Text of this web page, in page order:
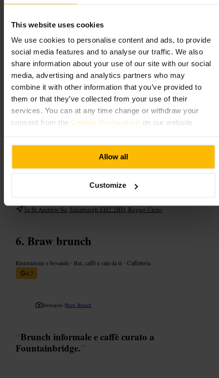
This website uses cookies
We use cookies to personalise content and ads, to provide
social media features and to analyse our traffic. We also
share information about your use of our site with our social
media, advertising and analytics partners who may
combine it with other information that you’ve provided to
them or that they’ve collected from your use of their
services. You can at any time change or withdraw your
consent from the Cookie Declaration on our website.
Allow all
Customize
Il menu mescola classici indiani con tocchi persiani: naan roll per
colazione, Murgh Malai, Sheekh kebab, Gunpowder potatoes e
insalate speziate. Troverai molte opzioni analcoliche creative e dolci
come il kheer. L’arredo interno è studiato e invita a restare, il servizio è
rapido e preparato a suggerire piatti in base ai gusti.
Pianifica la tua visita
Se vuoi evitare code, prenota per la cena, ma presentarsi senza
prenotazione può funzionare: c’è una zona bar dove consumare
prova a ordinare diverse porzioni da condividere se siete in gruppo. Per
la colazione prova i naan roll; per dessert prendi il kheer o il pudding
edium=organic&utm_campaign=Yext&utm_content=D5-Edinburg
h&y_source=1_MjMwNDkyMDYtNzE1LWxvY2F0aW9uLndlYnN
3a St Andrew Sq, Edinburgh EH2 2BD, Regno Unito
Braw brunch
Ristorazione e bevande • Bar, caffè e sale da tè •Caffetteria
4,7
Immagine /Braw Brunch
“Brunch informale e caffè curato a
Fountainbridge.”